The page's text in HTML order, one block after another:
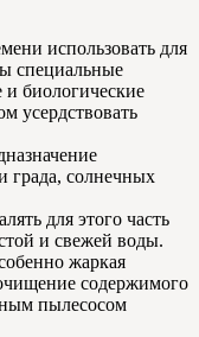
использовать для
специальные
биологические
усердствовать
града, солнечных
для этого часть
и свежей воды.
жаркая
содержимого
пылесосом